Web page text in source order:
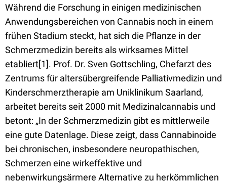
Während die Forschung in einigen medizinischen
Anwendungsbereichen von Cannabis noch in einem
frühen Stadium steckt, hat sich die Pflanze in der
Schmerzmedizin bereits als wirksames Mittel
etabliert[1]. Prof. Dr. Sven Gottschling, Chefarzt des
Zentrums für altersübergreifende Palliativmedizin und
Kinderschmerztherapie am Uniklinikum Saarland,
arbeitet bereits seit 2000 mit Medizinalcannabis und
betont: „In der Schmerzmedizin gibt es mittlerweile
eine gute Datenlage. Diese zeigt, dass Cannabinoide
bei chronischen, insbesondere neuropathischen,
Schmerzen eine wirkeffektive und
nebenwirkungsärmere Alternative zu herkömmlichen